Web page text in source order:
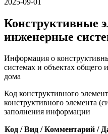
2025-09-01
Конструктивные
инженерные
Информация о
системах и объектах общего
дома
Код конструктивного
конструктивного элемента
заполнения информации
Код / Вид / Комментарий /